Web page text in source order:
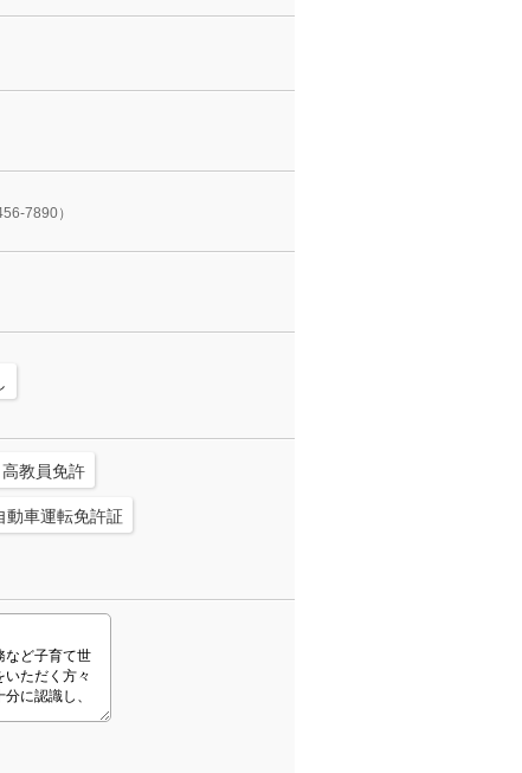
7890）
教員免許
動車運転免許証